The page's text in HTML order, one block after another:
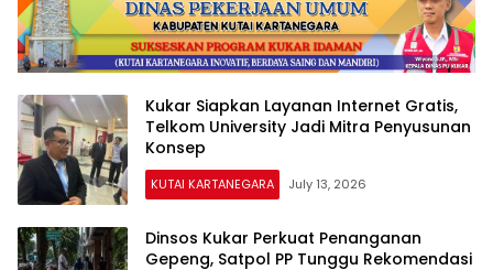
Kukar Siapkan Layanan Internet Gratis,
Telkom University Jadi Mitra Penyusunan
Konsep
KUTAI KARTANEGARA July 13, 2026
Dinsos Kukar Perkuat Penanganan
Gepeng, Satpol PP Tunggu Rekomendasi